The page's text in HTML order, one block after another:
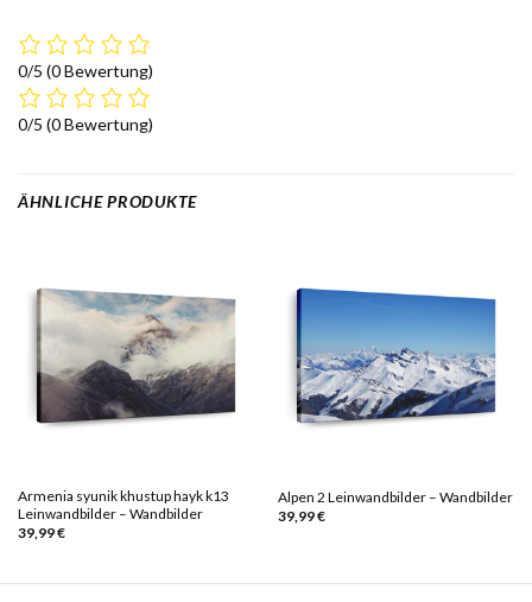
0/5 (0 Bewertung)
0/5 (0 Bewertung)
ÄHNLICHE PRODUKTE
Armenia syunik khustup hayk k13
Leinwandbilder – Wandbilder
39,99€
Alpen 2 Leinwandbilder – Wandbilder
39,99€